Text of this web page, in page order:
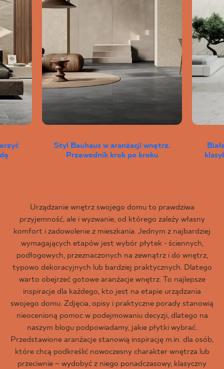
Styl Bauhaus w aranżacji wnętrz.
Przewodnik krok po kroku
Urządzanie wnętrz swojego domu to prawdziwa
przyjemność, ale i wyzwanie, od którego zależy własny
komfort i zadowolenie z mieszkania. Jednym z najbardziej
wymagających etapów jest wybór płytek - ściennych,
podłogowych, przeznaczonych na zewnątrz i do wnętrz,
typowo dekoracyjnych lub bardziej praktycznych. Dlatego
warto obejrzeć gotowe aranżacje wnętrz. To najlepsze
inspiracje dla każdego, kto jest na etapie urządzania
swojego domu. Zdjęcia, opisy i praktyczne porady stanowią
nieocenioną pomoc w podejmowaniu decyzji, dlatego na
naszym blogu podpowiadamy, jakie płytki wybrać.
Przedstawione aranżacje stanowią inspirację m.in. dla osób,
które chcą podkreślić nowoczesny charakter wnętrza lub
przeciwnie – wydobyć z niego ponadczasowy, klasyczny